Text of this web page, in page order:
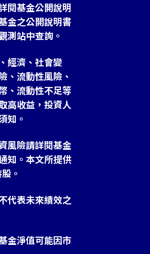
閱基金公開說明
金之公開說明書
測站中查詢。
經濟、社會變
、流動性風險、
、流動性不足等
高收益，投資人
知。
風險請詳閱基金
知。本文所提供
。
代表未來績效之
金淨值可能因市